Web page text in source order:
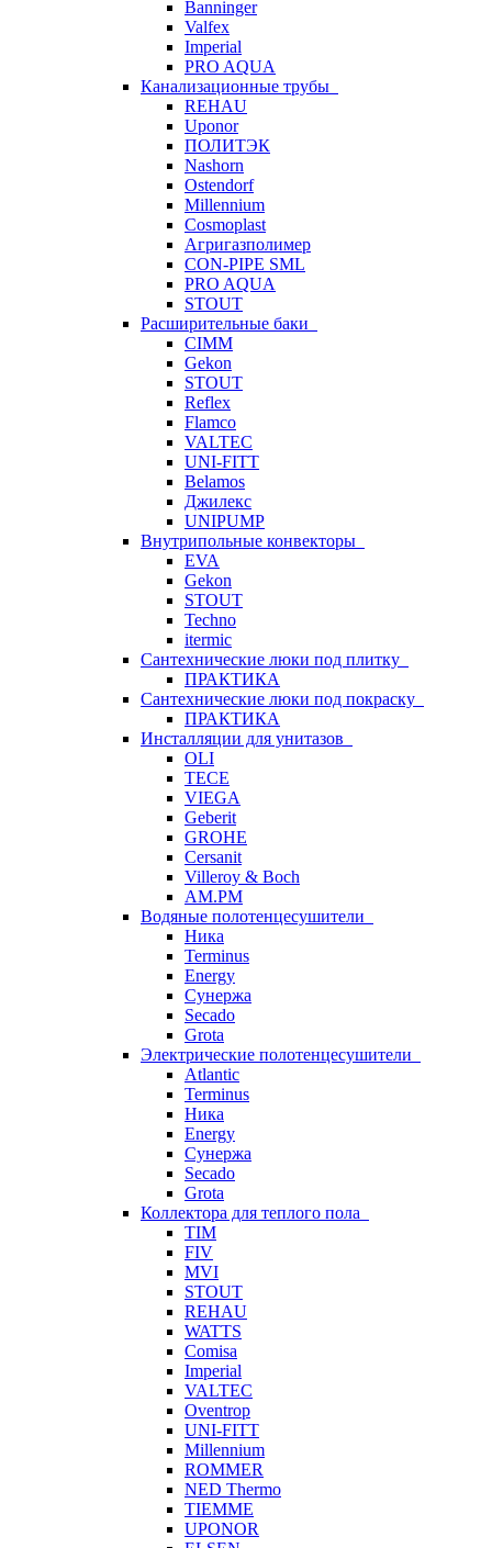
Banninger
Valfex
Imperial
PRO AQUA
Канализационные трубы
REHAU
Uponor
ПОЛИТЭК
Nashorn
Ostendorf
Millennium
Cosmoplast
Агригазполимер
CON-PIPE SML
PRO AQUA
STOUT
Расширительные баки
CIMM
Gekon
STOUT
Reflex
Flamco
VALTEC
UNI-FITT
Belamos
Джилекс
UNIPUMP
Внутрипольные конвекторы
EVA
Gekon
STOUT
Techno
itermic
Сантехнические люки под плитку
ПРАКТИКА
Сантехнические люки под покраску
ПРАКТИКА
Инсталляции для унитазов
OLI
TECE
VIEGA
Geberit
GROHE
Cersanit
Villeroy & Boch
AM.PM
Водяные полотенцесушители
Ника
Terminus
Energy
Сунержа
Secado
Grota
Электрические полотенцесушители
Atlantic
Terminus
Ника
Energy
Сунержа
Secado
Grota
Коллектора для теплого пола
TIM
FIV
MVI
STOUT
REHAU
WATTS
Comisa
Imperial
VALTEC
Oventrop
UNI-FITT
Millennium
ROMMER
NED Thermo
TIEMME
UPONOR